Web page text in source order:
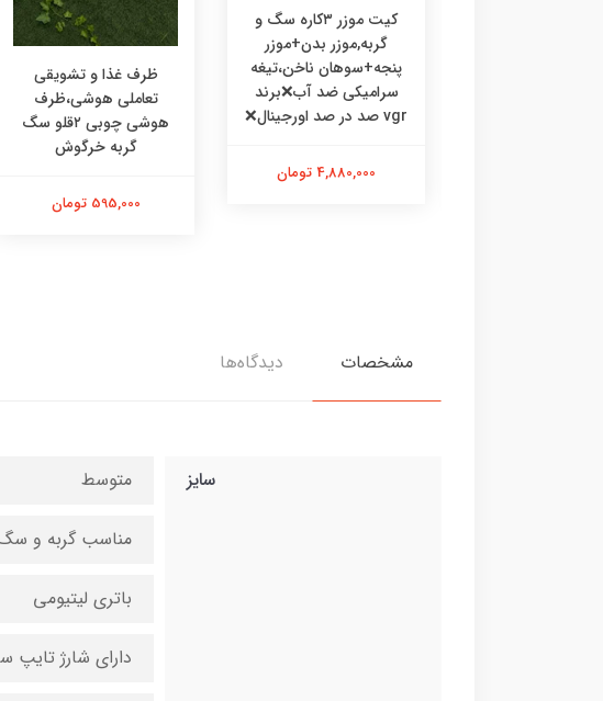
کیت موزر ۳کاره سگ و
گربه,موزر بدن+موزر
پنجه+سوهان ناخن،تیغه
سرامیکی ضد آب❌برند
vgr صد در صد اورجینال❌
4,880,000 تومان
ظرف غذا و تشویقی
تعاملی هوشی،ظرف
هوشی چوبی ۲قلو سگ
گربه خرگوش
595,000 تومان
مشخصات دیدگاه‌ها
سایز متوسط
مناسب گربه و سگ
باتری لیتیومی
دارای شارژ تایپ